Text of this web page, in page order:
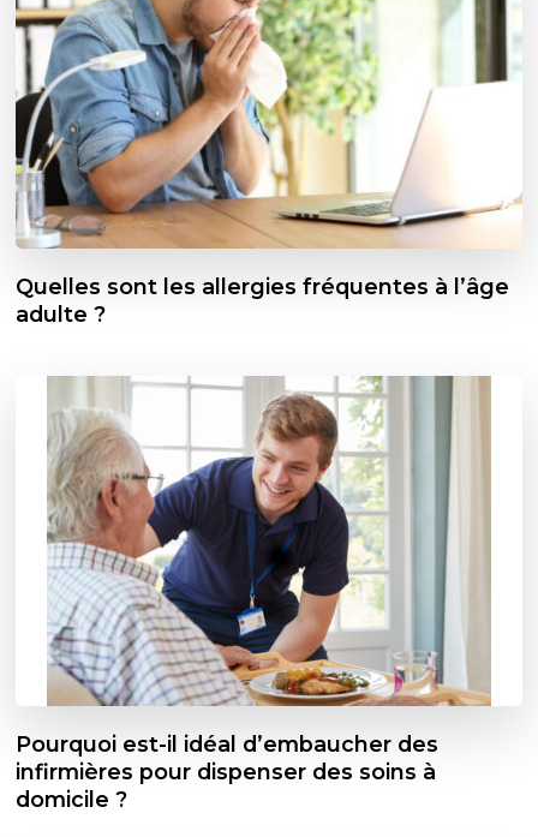
Quelles sont les allergies fréquentes à l’âge
adulte ?
Pourquoi est-il idéal d’embaucher des
infirmières pour dispenser des soins à
domicile ?